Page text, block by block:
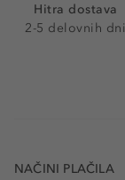
Hitra dostava
2-5 delovnih dni
NAČINI PLAČILA